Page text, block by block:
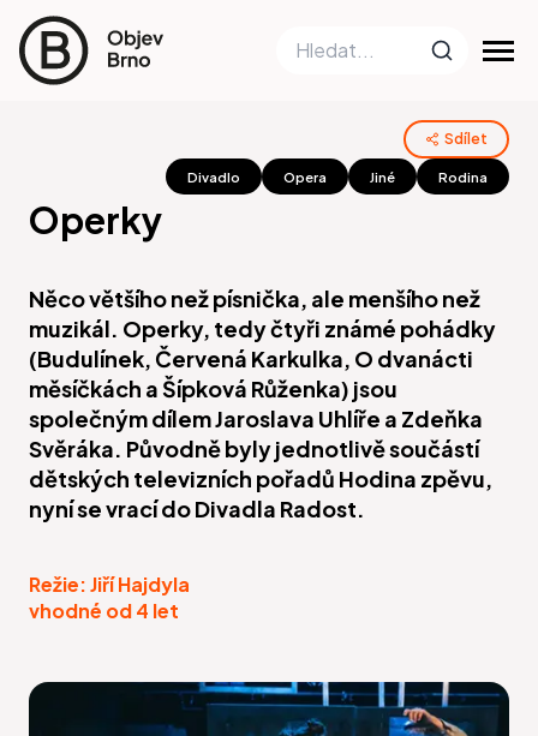
Sdílet
Divadlo Opera Jiné Rodina
Operky
Něco většího než písnička, ale menšího než
muzikál. Operky, tedy čtyři známé pohádky
(Budulínek, Červená Karkulka, O dvanácti
měsíčkách a Šípková Růženka) jsou
společným dílem Jaroslava Uhlíře a Zdeňka
Svěráka. Původně byly jednotlivě součástí
dětských televizních pořadů Hodina zpěvu,
nyní se vrací do Divadla Radost.
Režie: Jiří Hajdyla
vhodné od 4 let